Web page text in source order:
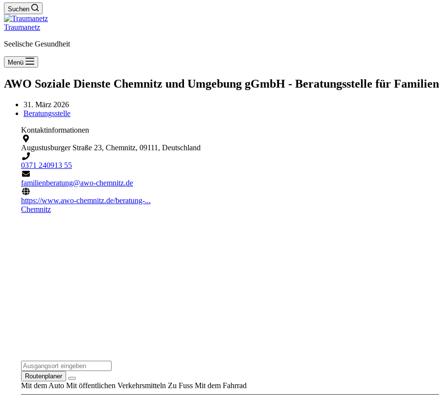
Suchen
Traumanetz
Seelische Gesundheit
Menü
AWO Soziale Dienste Chemnitz und Umgebung gGmbH - Beratungsstelle für Familien
31. März 2026
Beratungsstelle
Kontaktinformationen
Augustusburger Straße 23, Chemnitz, 09111, Deutschland
0371 240913 55
familienberatung@awo-chemnitz.de
https://www.awo-chemnitz.de/beratung-...
Chemnitz
Routenplaner
Mit dem Auto Mit öffentlichen Verkehrsmitteln Zu Fuss Mit dem Fahrrad